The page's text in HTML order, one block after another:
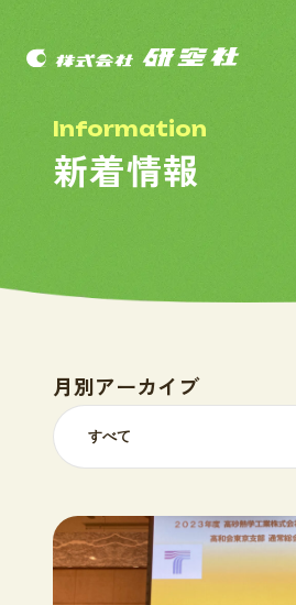
Information
新着情報
月別アーカイブ